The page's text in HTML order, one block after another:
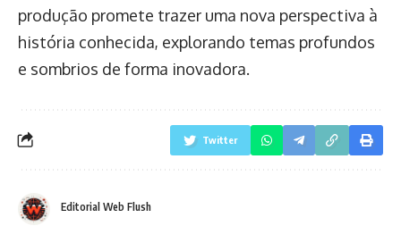
produção promete trazer uma nova perspectiva à
história conhecida, explorando temas profundos
e sombrios de forma inovadora.
Twitter
Editorial Web Flush